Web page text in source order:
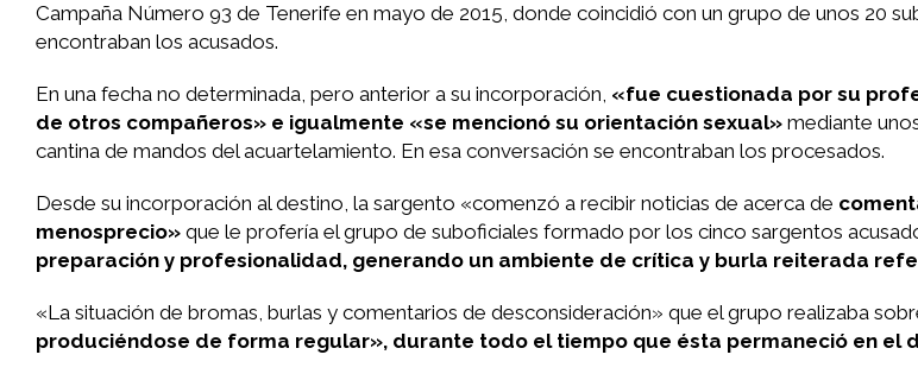
Campaña Número 93 de Tenerife en mayo de 2015, donde coincidió con un grupo de unos 20
encontraban los acusados.
En una fecha no determinada, pero anterior a su incorporación, «fue cuestionada por su
de otros compañeros» e igualmente «se mencionó su orientación sexual» mediante
cantina de mandos del acuartelamiento. En esa conversación se encontraban los procesados.
Desde su incorporación al destino, la sargento «comenzó a recibir noticias de acerca de
menosprecio» que le profería el grupo de suboficiales formado por los cinco sargentos
preparación y profesionalidad, generando un ambiente de crítica y burla reiterada
«La situación de bromas, burlas y comentarios de desconsideración» que el grupo realizaba
produciéndose de forma regular», durante todo el tiempo que ésta permaneció en el